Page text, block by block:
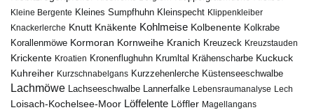
Kleine Bergente Kleines Sumpfhuhn Kleinspecht Klippenkleiber
Knackerlerche Knutt Knäkente Kohlmeise Kolbenente Kolkrabe
Korallenmöwe Kormoran Kornweihe Kranich Kreuzeck Kreuzstauden
Krickente Kroatien Kronenflughuhn Krumltal Krähenscharbe Kuckuck
Kuhreiher Kurzschnabelgans Kurzzehenlerche Küstenseeschwalbe
Lachmöwe Lachseeschwalbe Lannerfalke Lebensraumanalyse Lech
Loisach-Kochelsee-Moor Löffelente Löffler Magellangans